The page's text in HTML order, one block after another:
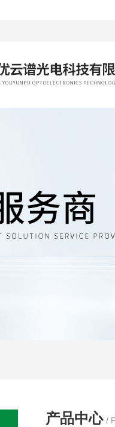
产品中心 /